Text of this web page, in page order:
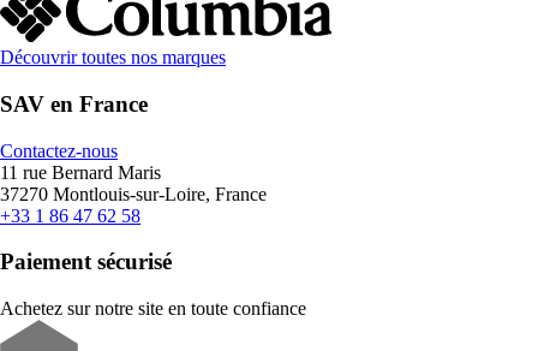
Découvrir toutes nos marques
SAV en France
Contactez-nous
11 rue Bernard Maris
37270 Montlouis-sur-Loire, France
+33 1 86 47 62 58
Paiement sécurisé
Achetez sur notre site en toute confiance